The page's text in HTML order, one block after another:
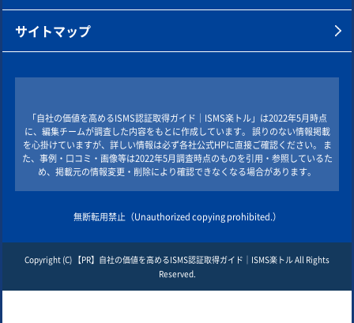
サイトマップ
「自社の価値を高めるISMS認証取得ガイド｜ISMS楽トル」は2022年5月時点
に、編集チームが調査した内容をもとに作成しています。 誤りのない情報掲載
を心掛けていますが、詳しい情報は必ず各社公式HPに直接ご確認ください。 ま
た、事例・口コミ・画像等は2022年5月調査時点のものを引用・参照しているた
め、掲載元の情報変更・削除により確認できなくなる場合があります。
無断転用禁止（Unauthorized copying prohibited.）
Copyright (C) 自社の価値を高めるISMS認証取得ガイド｜ISMS楽トルAll Rights
Reserved.